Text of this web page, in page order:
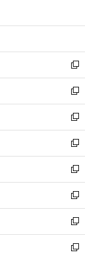
開
ン
ウ
で
開
く
ウ
ン
ド
ウ
で
開
く
新
し
い
ウ
ィ
ン
ド
ウ
で
開
く
新
し
い
ウ
ィ
ン
ド
ウ
で
開
く
新
し
い
ウ
ィ
ン
ド
ウ
で
開
く
新
し
い
ウ
ィ
ン
ド
ウ
で
新
し
い
ウ
ィ
ン
ド
新
し
い
ウ
ィ
新
し
い
新